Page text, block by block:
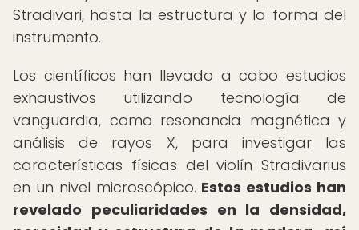
Stradivari, hasta la estructura y la forma del
instrumento.
Los científicos han llevado a cabo estudios
exhaustivos utilizando tecnología de
vanguardia, como resonancia magnética y
análisis de rayos X, para investigar las
características físicas del violín Stradivarius
en un nivel microscópico. Estos estudios han
revelado peculiaridades en la densidad,